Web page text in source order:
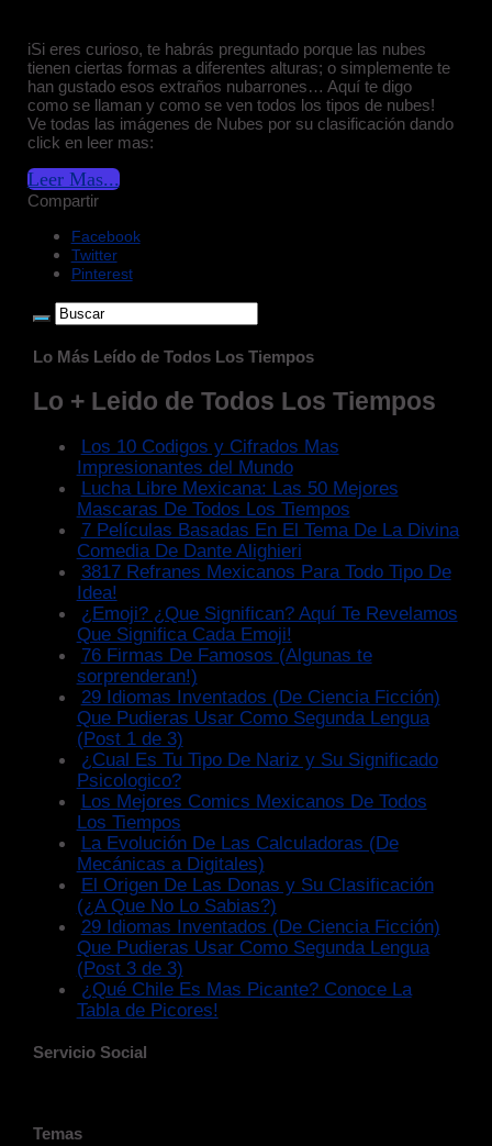
iSi eres curioso, te habrás preguntado porque las nubes
tienen ciertas formas a diferentes alturas; o simplemente te
han gustado esos extraños nubarrones… Aquí te digo
como se llaman y como se ven todos los tipos de nubes!
Ve todas las imágenes de Nubes por su clasificación dando
click en leer mas:
Leer Mas...
Compartir
Facebook
Twitter
Pinterest
Lo Más Leído de Todos Los Tiempos
Lo + Leido de Todos Los Tiempos
Los 10 Codigos y Cifrados Mas
Impresionantes del Mundo
Lucha Libre Mexicana: Las 50 Mejores
Mascaras De Todos Los Tiempos
7 Películas Basadas En El Tema De La Divina
Comedia De Dante Alighieri
3817 Refranes Mexicanos Para Todo Tipo De
Idea!
¿Emoji? ¿Que Significan? Aquí Te Revelamos
Que Significa Cada Emoji!
76 Firmas De Famosos (Algunas te
sorprenderan!)
29 Idiomas Inventados (De Ciencia Ficción)
Que Pudieras Usar Como Segunda Lengua
(Post 1 de 3)
¿Cual Es Tu Tipo De Nariz y Su Significado
Psicologico?
Los Mejores Comics Mexicanos De Todos
Los Tiempos
La Evolución De Las Calculadoras (De
Mecánicas a Digitales)
El Origen De Las Donas y Su Clasificación
(¿A Que No Lo Sabias?)
29 Idiomas Inventados (De Ciencia Ficción)
Que Pudieras Usar Como Segunda Lengua
(Post 3 de 3)
¿Qué Chile Es Mas Picante? Conoce La
Tabla de Picores!
Servicio Social
Temas